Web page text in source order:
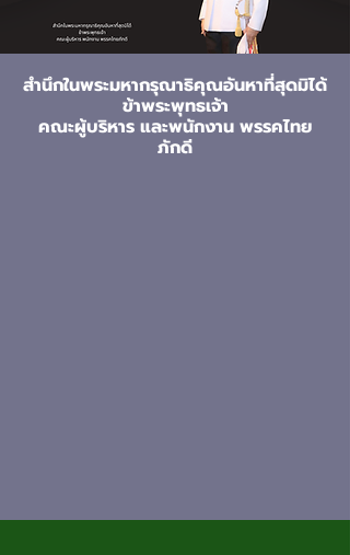
สำนึกในพระมหากรุณาธิคุณอันหาที่สุดมิได้
ข้าพระพุทธเจ้า
คณะผู้บริหาร และพนักงาน พรรคไทย
ภักดี